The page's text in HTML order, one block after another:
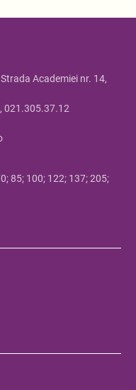
Academiei nr. 14,
021.305.37.12
85; 100; 122; 137; 205;